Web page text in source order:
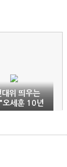
대위 띄우는
세훈 10년
"